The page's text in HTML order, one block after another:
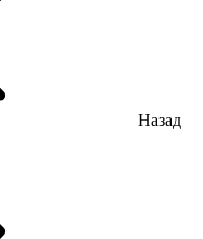
Назад